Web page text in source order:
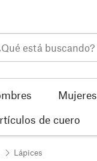
Mujeres
de cuero
Lápices